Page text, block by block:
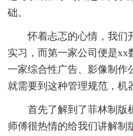
础。
怀着忐忑的心情，我们
实习，而第一家公司便是xx
一家综合性广告、影像制作
就需要到这种管理规范，机
首先了解到了菲林制版
师傅很热情的给我们讲解制